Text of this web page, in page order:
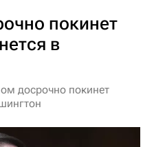
покинет
в
досрочно покинет